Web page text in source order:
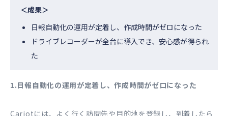
＜成果＞
日報自動化の運用が定着し、作成時間がゼロになった
ドライブレコーダーが全台に導入でき、安心感が得られ
た
1.日報自動化の運用が定着し、作成時間がゼロになった
Cariotには、よく行く訪問先や目的地を登録し、到着したら